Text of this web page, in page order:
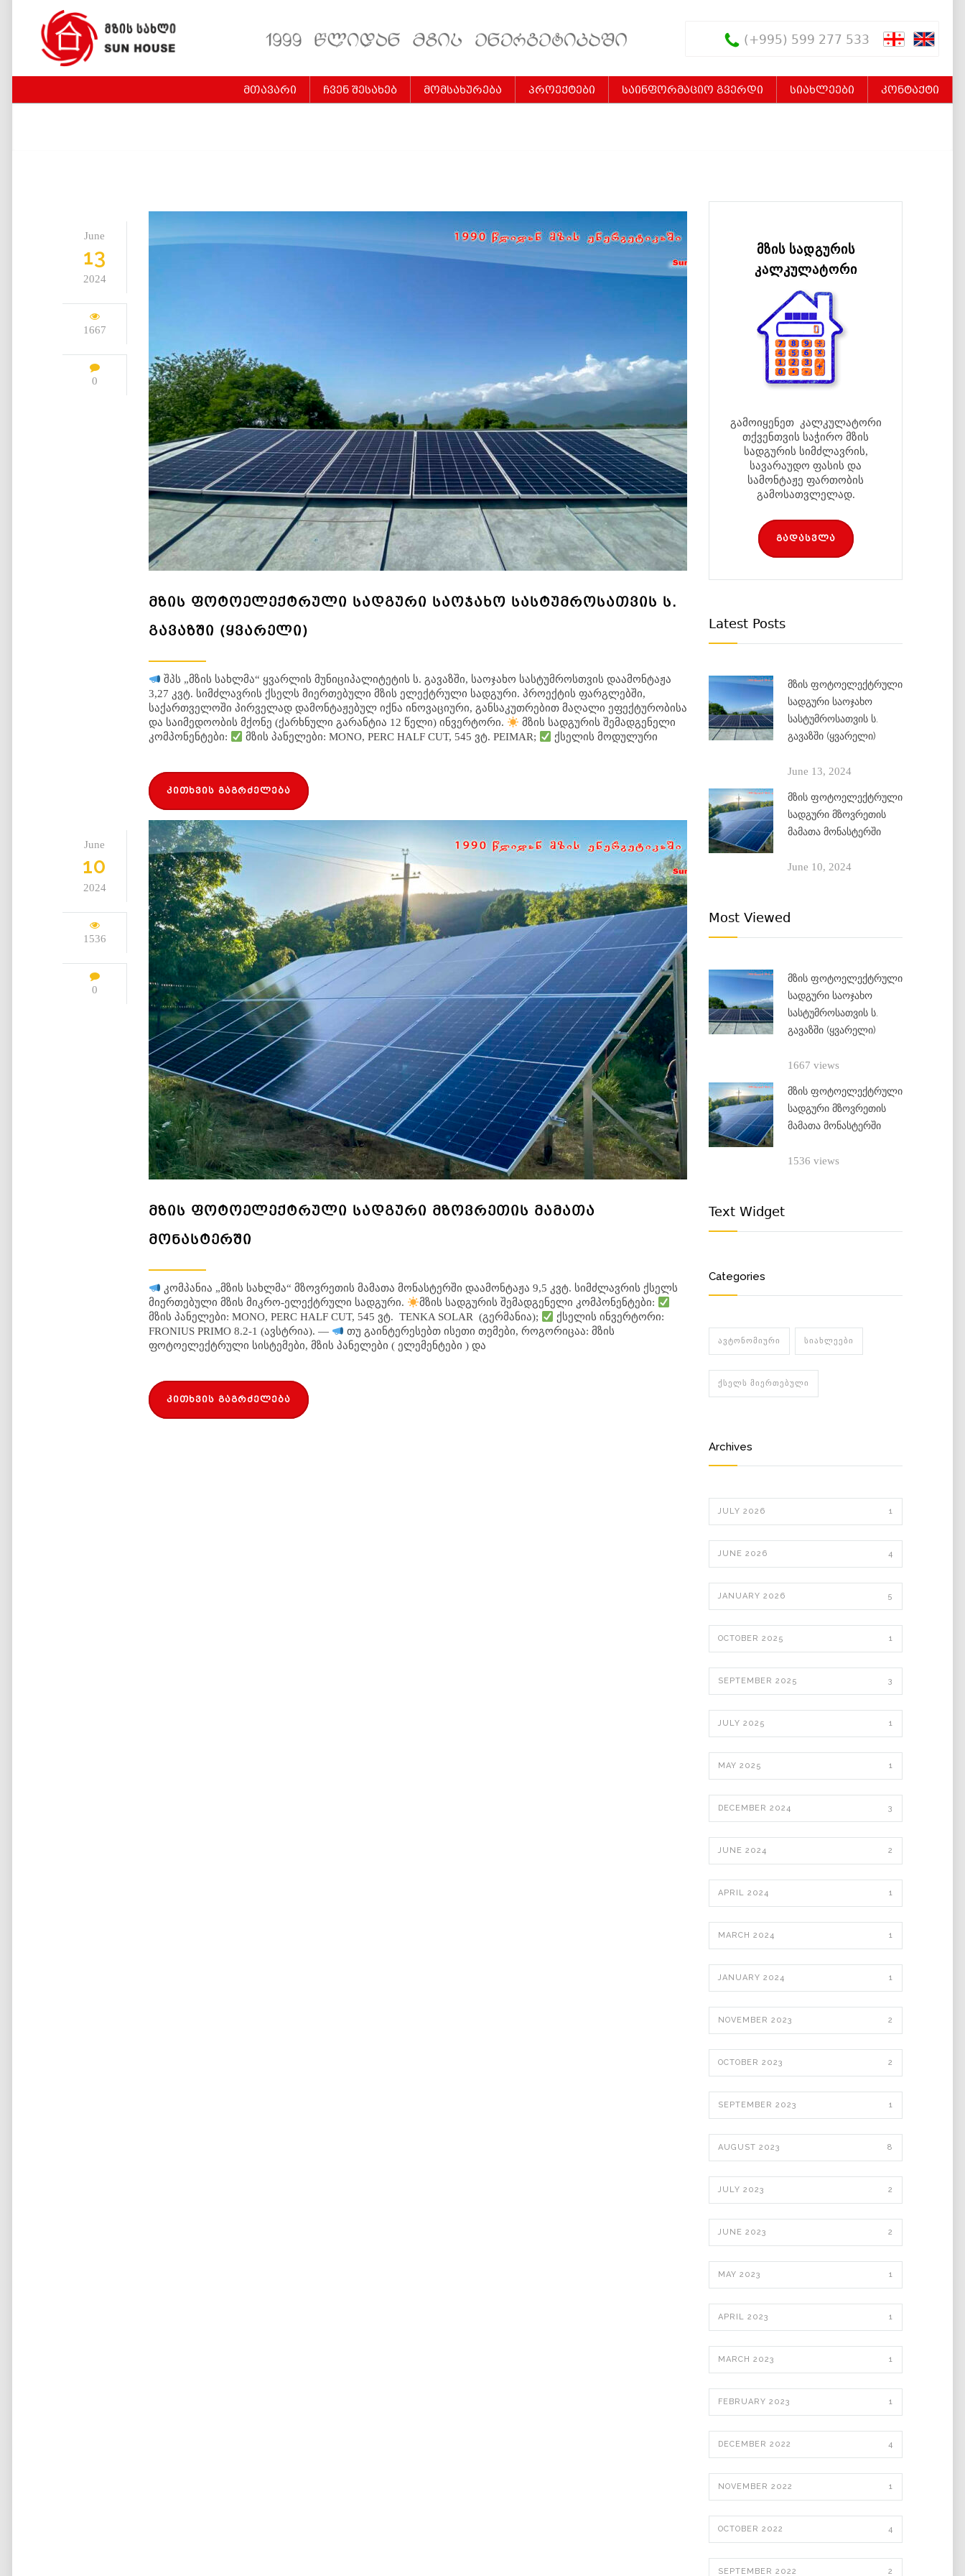
(+995) 599 277 533
მთავარი ჩვენ შესახებ მომსახურება პროექტები საინფორმაციო გვერდი სიახლეები კონტაქტი
June
13
2024
1667
0
ᲛᲖᲘᲡ ᲤᲝᲢᲝᲔᲚᲔᲥᲢᲠᲣᲚᲘ ᲡᲐᲓᲒᲣᲠᲘ ᲡᲐᲝᲯᲐᲮᲝ ᲡᲐᲡᲢᲣᲛᲠᲝᲡᲐᲗᲕᲘᲡ Ს.
ᲒᲐᲕᲐᲖᲨᲘ (ᲧᲕᲐᲠᲔᲚᲘ)
შპს „მზის სახლმა“ ყვარლის მუნიციპალიტეტის ს. გავაზში, საოჯახო სასტუმროსთვის დაამონტაჟა
3,27 კვტ. სიმძლავრის ქსელს მიერთებული მზის ელექტრული სადგური. პროექტის ფარგლებში,
საქართველოში პირველად დამონტაჟებულ იქნა ინოვაციური, განსაკუთრებით მაღალი ეფექტურობისა
და საიმედოობის მქონე (ქარხნული გარანტია 12 წელი) ინვერტორი.
მზის სადგურის შემადგენელი
კომპონენტები:
მზის პანელები: MONO, PERC HALF CUT, 545 ვტ. PEIMAR; ქსელის მოდულური
კითხვის გაგრძელება
June
10
2024
1536
0
ᲛᲖᲘᲡ ᲤᲝᲢᲝᲔᲚᲔᲥᲢᲠᲣᲚᲘ ᲡᲐᲓᲒᲣᲠᲘ ᲛᲖᲝᲕᲠᲔᲗᲘᲡ ᲛᲐᲛᲐᲗᲐ
ᲛᲝᲜᲐᲡᲢᲔᲠᲨᲘ
კომპანია „მზის სახლმა“ მზოვრეთის მამათა მონასტერში დაამონტაჟა 9,5 კვტ. სიმძლავრის ქსელს
მიერთებული მზის მიკრო-ელექტრული სადგური.
მზის სადგურის შემადგენელი კომპონენტები:
მზის პანელები: MONO, PERC HALF CUT, 545 ვტ. TENKA SOLAR (გერმანია);
ქსელის ინვერტორი:
FRONIUS PRIMO 8.2-1 (ავსტრია). —
თუ გაინტერესებთ ისეთი თემები, როგორიცაა: მზის
ფოტოელექტრული სისტემები, მზის პანელები ( ელემენტები ) და
კითხვის გაგრძელება
მზის სადგურის
კალკულატორი
გამოიყენეთ კალკულატორი
თქვენთვის საჭირო მზის
სადგურის სიმძლავრის,
სავარაუდო ფასის და
სამონტაჟე ფართობის
გამოსათვლელად.
გადასვლა
Latest Posts
მზის ფოტოელექტრული
სადგური საოჯახო
სასტუმროსათვის ს.
გავაზში (ყვარელი)
June 13, 2024
მზის ფოტოელექტრული
სადგური მზოვრეთის
მამათა მონასტერში
June 10, 2024
Most Viewed
მზის ფოტოელექტრული
სადგური საოჯახო
სასტუმროსათვის ს.
გავაზში (ყვარელი)
1667 views
მზის ფოტოელექტრული
სადგური მზოვრეთის
მამათა მონასტერში
1536 views
Text Widget
Categories
ᲐᲕᲢᲝᲜᲝᲛᲘᲣᲠᲘ ᲡᲘᲐᲮᲚᲔᲔᲑᲘ
ᲥᲡᲔᲚᲡ ᲛᲘᲔᲠᲗᲔᲑᲣᲚᲘ
Archives
JULY 2026 1
JUNE 2026 4
JANUARY 2026 5
OCTOBER 2025 1
SEPTEMBER 2025 3
JULY 2025 1
MAY 2025 1
DECEMBER 2024 3
JUNE 2024 2
APRIL 2024 1
MARCH 2024 1
JANUARY 2024 1
NOVEMBER 2023 2
OCTOBER 2023 2
SEPTEMBER 2023 1
AUGUST 2023 8
JULY 2023 2
JUNE 2023 2
MAY 2023 1
APRIL 2023 1
MARCH 2023 1
FEBRUARY 2023 1
DECEMBER 2022 4
NOVEMBER 2022 1
OCTOBER 2022 4
SEPTEMBER 2022 2